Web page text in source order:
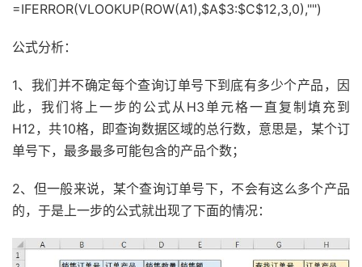
=IFERROR(VLOOKUP(ROW(A1),$A$3:$C$12,3,0),"")
公式分析：
1、我们并不确定每个查询订单号下到底有多少个产品，因
此，我们将上一步的公式从H3单元格一直复制填充到
H12，共10格，即查询数据区域的总行数，意思是，某个订
单号下，最多最多可能包含的产品个数；
2、但一般来说，某个查询订单号下，不会有这么多个产品
的，于是上一步的公式就出现了下面的情况：